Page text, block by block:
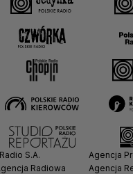
S.A.
Radiowa
Agencja
Agencja